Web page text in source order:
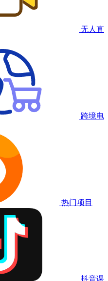
无人直
跨境电
热门项目
抖音课